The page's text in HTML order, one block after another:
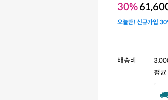
30%
오늘만! 신규가입
배송비
평균